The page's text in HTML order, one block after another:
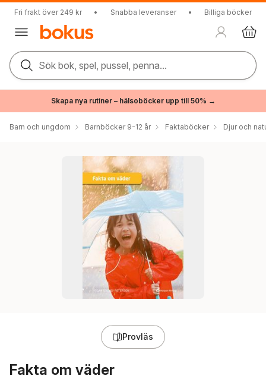
Fri frakt över 249 kr • Snabba leveranser • Billiga böcker
Sök bok, spel, pussel, penna...
Skapa nya rutiner – hälsoböcker upp till 50% →
Barn och ungdom Barnböcker 9-12 år Faktaböcker Djur och
Provläs
Fakta om väder